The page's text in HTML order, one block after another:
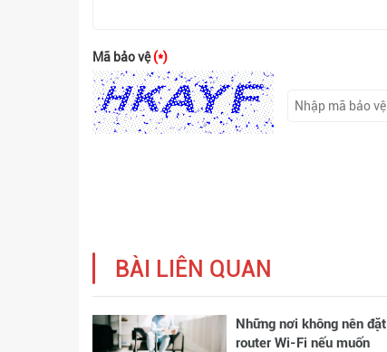
Mã bảo vệ(*)
BÀI LIÊN QUAN
Những nơi không nên đặt
router Wi-Fi nếu muốn